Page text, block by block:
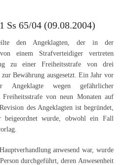
Ss 65/04 (09.08.2004)
den Angeklagten, der in der
einem Strafverteidiger vertreten
zu einer Freiheitsstrafe von drei
Bewährung ausgesetzt. Ein Jahr vor
wegen gefährlicher
von neun Monaten auf
des Angeklagten ist begründet,
wurde, obwohl ein Fall
anwesend war, wurde
durchgeführt, deren Anwesenheit